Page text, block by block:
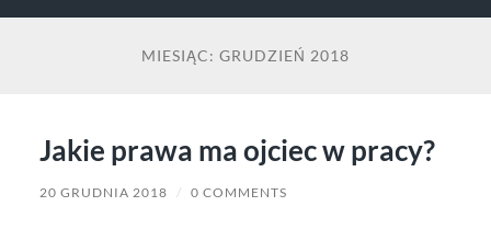
MIESIĄC: GRUDZIEŃ 2018
Jakie prawa ma ojciec w pracy?
20 GRUDNIA 2018 / 0 COMMENTS